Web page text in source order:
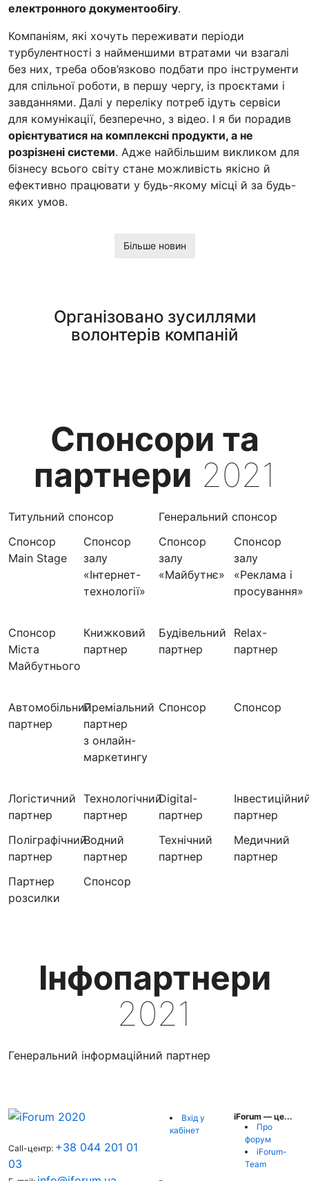
електронного документообігу.
Компаніям, які хочуть переживати періоди
турбулентності з найменшими втратами чи взагалі
без них, треба обов’язково подбати про інструменти
для спільної роботи, в першу чергу, із проєктами і
завданнями. Далі у переліку потреб ідуть сервіси
для комунікації, безперечно, з відео. І я би порадив
орієнтуватися на комплексні продукти, а не
розрізнені системи. Адже найбільшим викликом для
бізнесу всього світу стане можливість якісно й
ефективно працювати у будь-якому місці й за будь-
яких умов.
Більше новин
Організовано зусиллями
волонтерів компаній
Спонсори та
партнери 2021
Титульний спонсор
Генеральний спонсор
Спонсор
Main Stage
Спонсор
залу
«Інтернет-
технології»
Спонсор
залу
«Майбутнє»
Спонсор
залу
«Реклама і
просування»
Спонсор
Міста
Майбутнього
Книжковий
партнер
Будівельний
партнер
Relax-
партнер
Автомобільний
партнер
Преміальний
партнер
з онлайн-
маркетингу
Спонсор Спонсор
Логістичний
партнер
Технологічний
партнер
Digital-
партнер
партнер
Поліграфічний
партнер
Водний
партнер
Технічний
партнер
Медичний
партнер
Партнер
розсилки
Cпонсор
Інфопартнери
2021
Генеральний інформаційний партнер
Call-центр: +38 044 201 01
03
Вхід у
кабінет
iForum — це...
Про
форум
iForum-
Team